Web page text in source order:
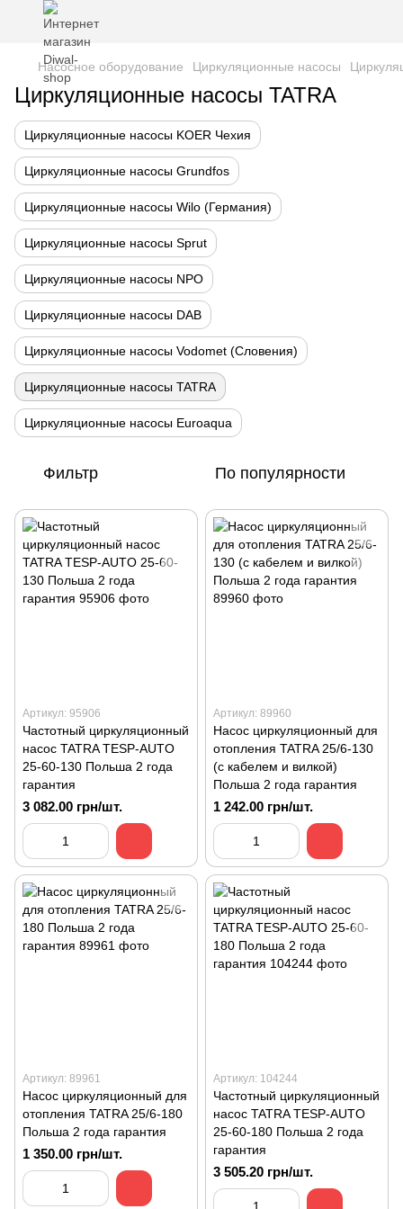
Насосное оборудование Циркуляционные насосы
Циркуляционные насосы TATRA
Циркуляционные насосы KOER Чехия
Циркуляционные насосы Grundfos
Циркуляционные насосы Wilo (Германия)
Циркуляционные насосы Sprut
Циркуляционные насосы NPO
Циркуляционные насосы DAB
Циркуляционные насосы Vodomet (Словения)
Циркуляционные насосы TATRA
Циркуляционные насосы Euroaqua
Фильтр По популярности
Артикул: 95906
Частотный циркуляционный
насос TATRA TESP-AUTO
25-60-130 Польша 2 года
гарантия
3 082.00 грн/шт.
Артикул: 89960
Насос циркуляционный для
отопления TATRA 25/6-130
(с кабелем и вилкой)
Польша 2 года гарантия
1 242.00 грн/шт.
Артикул: 89961
Насос циркуляционный для
отопления TATRA 25/6-180
Польша 2 года гарантия
1 350.00 грн/шт.
Артикул: 104244
Частотный циркуляционный
насос TATRA TESP-AUTO
25-60-180 Польша 2 года
гарантия
3 505.20 грн/шт.